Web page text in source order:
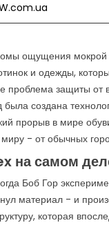
CORDURA -
СВЕРХПРОЧНАЯ
1652 Просмотры
Легендарная ткань,
стала синонимом
в мире тактического
и не зря - она
Читайте дальше
ощущения мокрой
и одежды,
проблема защиты от
создана
прорыв в мире
- от обычных
на самом
Боб Гор
материал - и
которая